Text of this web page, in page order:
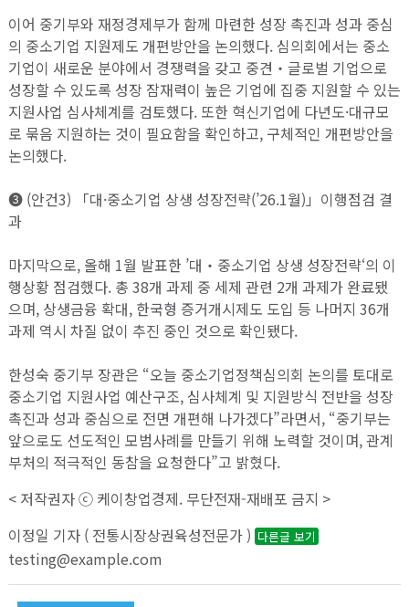
이어 중기부와 재정경제부가 함께 마련한 성장 촉진과 성과 중심
의 중소기업 지원제도 개편방안을 논의했다. 심의회에서는 중소
기업이 새로운 분야에서 경쟁력을 갖고 중견‧글로벌 기업으로
성장할 수 있도록 성장 잠재력이 높은 기업에 집중 지원할 수 있는
지원사업 심사체계를 검토했다. 또한 혁신기업에 다년도·대규모
로 묶음 지원하는 것이 필요함을 확인하고, 구체적인 개편방안을
논의했다.
➌ (안건3) 「대·중소기업 상생 성장전략(’26.1월)」이행점검 결
과
마지막으로, 올해 1월 발표한 ’대‧중소기업 상생 성장전략‘의 이
행상황 점검했다. 총 38개 과제 중 세제 관련 2개 과제가 완료됐
으며, 상생금융 확대, 한국형 증거개시제도 도입 등 나머지 36개
과제 역시 차질 없이 추진 중인 것으로 확인됐다.
한성숙 중기부 장관은 “오늘 중소기업정책심의회 논의를 토대로
중소기업 지원사업 예산구조, 심사체계 및 지원방식 전반을 성장
촉진과 성과 중심으로 전면 개편해 나가겠다”라면서, “중기부는
앞으로도 선도적인 모범사례를 만들기 위해 노력할 것이며, 관계
부처의 적극적인 동참을 요청한다”고 밝혔다.
< 저작권자 ⓒ 케이창업경제. 무단전재-재배포 금지 >
이정일 기자 ( 전통시장상권육성전문가 ) 다른글 보기
testing@example.com